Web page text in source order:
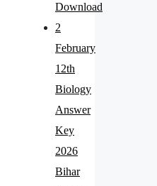
Download
2
February
12th
Biology
Answer
Key
2026
Bihar